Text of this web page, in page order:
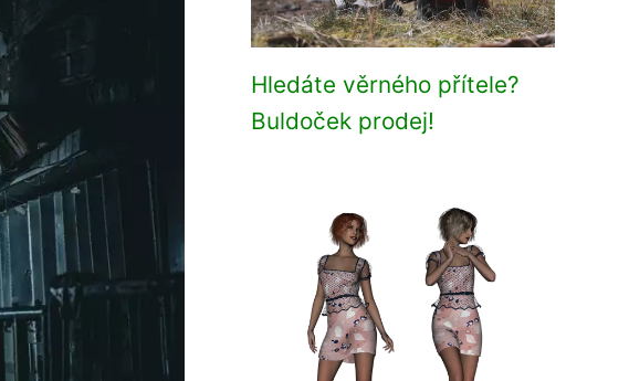
Hledáte věrného přítele?
Buldoček prodej!